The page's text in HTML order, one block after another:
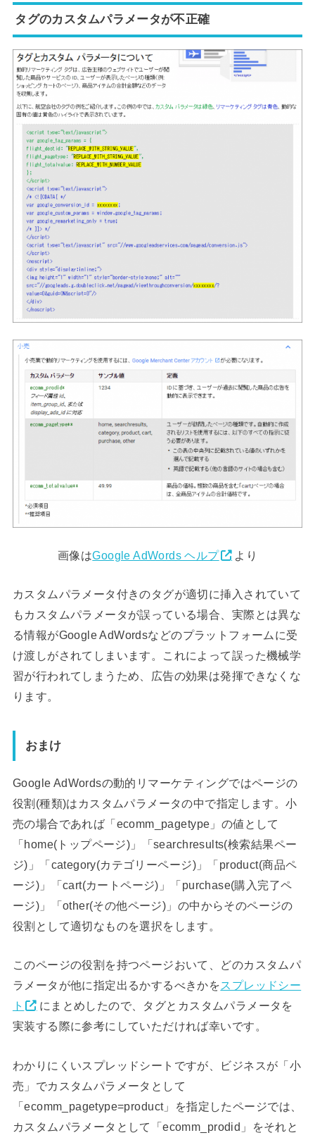
タグのカスタムパラメータが不正確
画像はGoogle AdWords ヘルプ より
カスタムパラメータ付きのタグが適切に挿入されていて
もカスタムパラメータが誤っている場合、実際とは異な
る情報がGoogle AdWordsなどのプラットフォームに受
け渡しがされてしまいます。これによって誤った機械学
習が行われてしまうため、広告の効果は発揮できなくな
ります。
おまけ
Google AdWordsの動的リマーケティングではページの
役割(種類)はカスタムパラメータの中で指定します。小
売の場合であれば「ecomm_pagetype」の値として
「home(トップページ)」「searchresults(検索結果ペー
ジ)」「category(カテゴリーページ)」「product(商品ペ
ージ)」「cart(カートページ)」「purchase(購入完了ペ
ージ)」「other(その他ページ)」の中からそのページの
役割として適切なものを選択をします。
このページの役割を持つページおいて、どのカスタムパ
ラメータが他に指定出るかするべきかをスプレッドシー
ト
にまとめしたので、タグとカスタムパラメータを
実装する際に参考にしていただければ幸いです。
わかりにくいスプレッドシートですが、ビジネスが「小
売」でカスタムパラメータとして
「ecomm_pagetype=product」を指定したページでは、
カスタムパラメータとして「ecomm_prodid」をそれと